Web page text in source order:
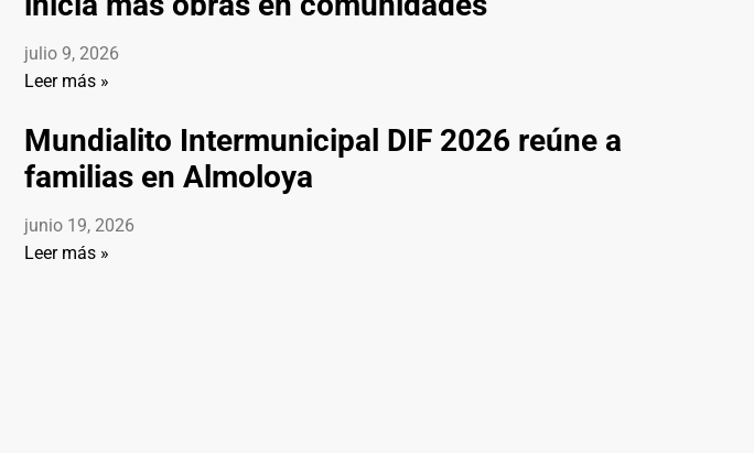
julio 9, 2026
Leer más »
Mundialito Intermunicipal DIF 2026 reúne a
familias en Almoloya
junio 19, 2026
Leer más »